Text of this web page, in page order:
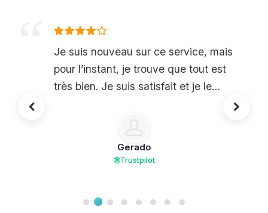
Je suis nouveau sur ce service, mais
pour l’instant, je trouve que tout est
très bien. Je suis satisfait et je le
Gerado
Trustpilot